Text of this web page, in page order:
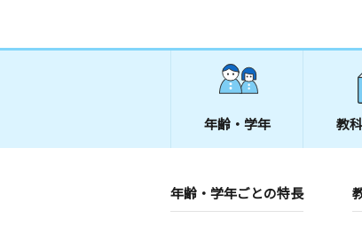
年齢・学年 教
年齢・学年ごとの特長